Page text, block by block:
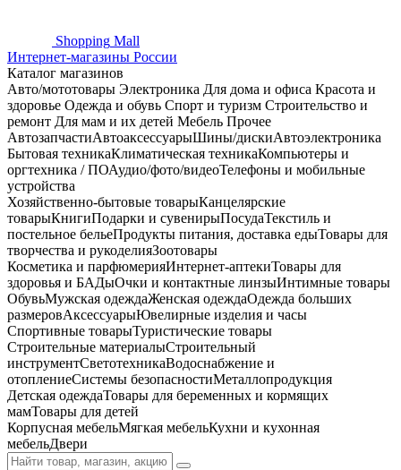
Shopping Mall
Интернет-магазины России
Каталог магазинов
Авто/мототовары Электроника Для дома и офиса Красота и
здоровье Одежда и обувь Спорт и туризм Строительство и
ремонт Для мам и их детей Мебель Прочее
АвтозапчастиАвтоаксессуарыШины/дискиАвтоэлектроника
Бытовая техникаКлиматическая техникаКомпьютеры и
оргтехника / ПОАудио/фото/видеоТелефоны и мобильные
устройства
Хозяйственно-бытовые товарыКанцелярские
товарыКнигиПодарки и сувенирыПосудаТекстиль и
постельное бельеПродукты питания, доставка едыТовары для
творчества и рукоделияЗоотовары
Косметика и парфюмерияИнтернет-аптекиТовары для
здоровья и БАДыОчки и контактные линзыИнтимные товары
ОбувьМужская одеждаЖенская одеждаОдежда больших
размеровАксессуарыЮвелирные изделия и часы
Спортивные товарыТуристические товары
Строительные материалыСтроительный
инструментСветотехникаВодоснабжение и
отоплениеСистемы безопасностиМеталлопродукция
Детская одеждаТовары для беременных и кормящих
мамТовары для детей
Корпусная мебельМягкая мебельКухни и кухонная
мебельДвери